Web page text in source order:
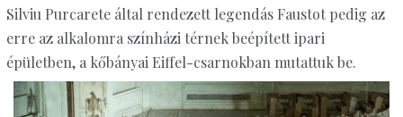
Silviu Purcarete által rendezett legendás Faustot pedig az
erre az alkalomra színházi térnek beépített ipari
épületben, a kőbányai Eiffel-csarnokban mutattuk be.